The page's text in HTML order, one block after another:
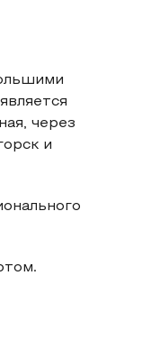
через
и